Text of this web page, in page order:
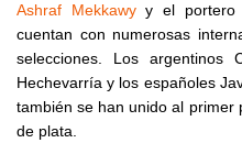
Ashraf Mekkawyy el portero
cuentan con numerosas
selecciones. Los argentinos
Hechevarría y los españoles
también se han unido al primer
de plata.